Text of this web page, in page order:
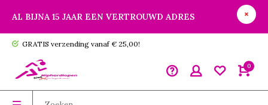
AL BIJNA 15 JAAR EEN VERTROUWD ADRES
GRATIS verzending vanaf € 25,00!
0